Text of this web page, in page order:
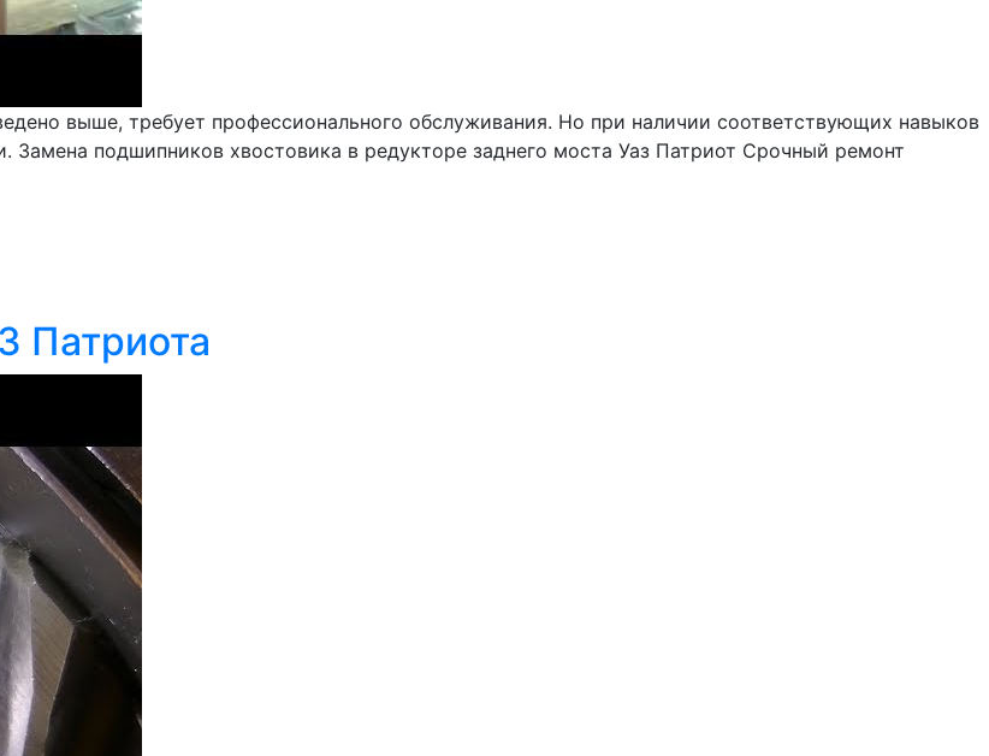
выше, требует профессионального обслуживания. Но при наличии соответствующих навыков
подшипников хвостовика в редукторе заднего моста Уаз Патриот Срочный ремонт
Патриота